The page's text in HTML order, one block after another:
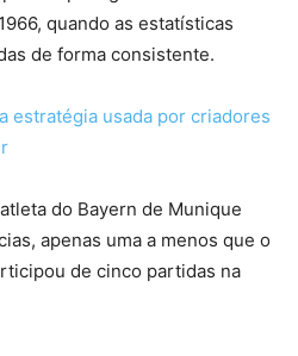
quando as estatísticas
de forma consistente.
estratégia usada por criadores
do Bayern de Munique
apenas uma a menos que o
de cinco partidas na